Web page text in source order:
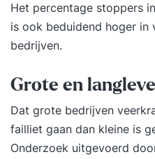
Het percentage stoppers
is ook beduidend hoger
bedrijven.
Grote en
Dat grote bedrijven
failliet gaan dan kleine is
Onderzoek uitgevoerd